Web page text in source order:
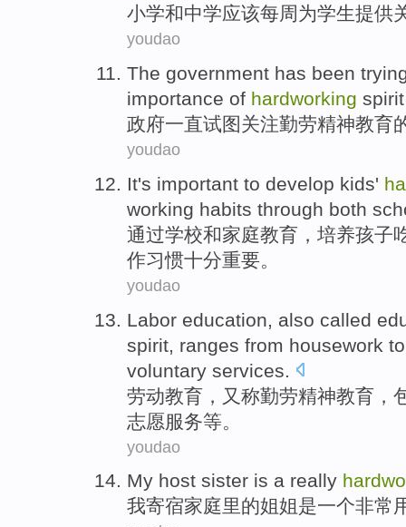
小学和中学应该每周为学生提供
youdao
The government has been
importance of hardworking
政府一直试图关注勤劳精神教育
youdao
It's important to develop kids'
working habits through both
通过学校和家庭教育，培养孩子
作习惯十分重要。
youdao
L abor education, also called
spirit, ranges from housework
voluntary services.
劳动教育，又称勤劳精神教育，
志愿服务等。
youdao
My host sister is a really
我寄宿家庭里的姐姐是一个非常